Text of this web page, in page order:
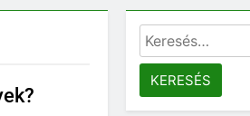
Keresés: